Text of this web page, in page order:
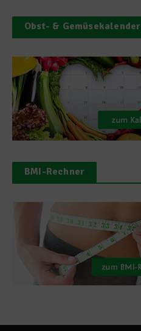
Obst- & Gemüsekalender
BMI-Rechner